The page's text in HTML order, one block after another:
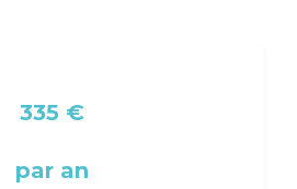
335 €
par an